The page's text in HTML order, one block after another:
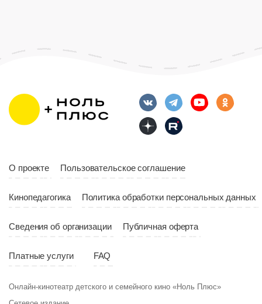
О проекте Пользовательское соглашение
Кинопедагогика Политика обработки персональных данных
Сведения об организации Публичная оферта
Платные услуги FAQ
Онлайн-кинотеатр детского и семейного кино «Ноль Плюс»